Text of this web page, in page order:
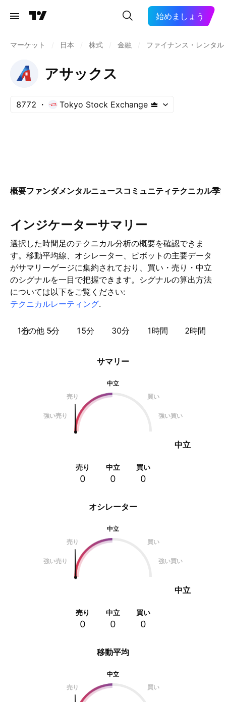
始めましょう
マーケット 日本 株式 金融 ファイナンス・レンタ
アサックス
8772 Tokyo Stock Exchange
概要ファンダメンタルニュースコミュニティテクニカル季
インジケーターサマリー
選択した時間足のテクニカル分析の概要を確認できま
す。移動平均線、オシレーター、ピボットの主要データ
がサマリーゲージに集約されており、買い・売り・中立
のシグナルを一目で把握できます。シグナルの算出方法
については以下をご覧ください:
テクニカルレーティング.
1分 5分 15分 30分 1時間 2時間
その他
オシレーター
中立
売り
買い
強い売り 強い買い
中立
売り
0
中立
0
買い
0
サマリー
中立
売り
買い
強い売り 強い買い
中立
売り
0
中立
0
買い
0
移動平均
中立
売り
買い